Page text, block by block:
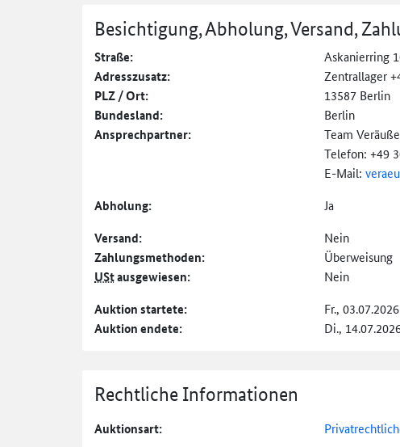
Besichtigung, Abholung, Versand,
Straße: Askanierring
Adresszusatz: Zentrallager
PLZ / Ort: 13587 Berlin
Bundesland: Berlin
Ansprechpartner:
Team
Telefon: +49
E-Mail:
Abholung: Ja
Versand: Nein
Zahlungs­methoden: Überweisung
UStausgewiesen: Nein
Auktion startete: Fr.,
Auktion endete: Di.,
Rechtliche Informationen
Auktionsart: